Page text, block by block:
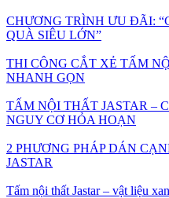
CHƯƠNG TRÌNH ƯU ĐÃI:
QUÀ SIÊU LỚN”
THI CÔNG CẮT XẺ TẤM
NHANH GỌN
TẤM NỘI THẤT JASTAR –
NGUY CƠ HỎA HOẠN
2 PHƯƠNG PHÁP DÁN
JASTAR
Tấm nội thất Jastar – vật liệu